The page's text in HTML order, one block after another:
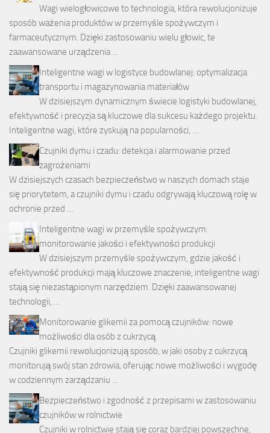
Wagi wielogłowicowe to technologia, która rewolucjonizuje
sposób ważenia produktów w przemyśle spożywczym i
farmaceutycznym. Dzięki zastosowaniu wielu głowic, te
zaawansowane urządzenia …
Inteligentne wagi w logistyce budowlanej: optymalizacja
transportu i magazynowania materiałów
W dzisiejszym dynamicznym świecie logistyki budowlanej,
efektywność i precyzja są kluczowe dla sukcesu każdego projektu.
Inteligentne wagi, które zyskują na popularności, …
Czujniki dymu i czadu: detekcja i alarmowanie przed
zagrożeniami
W dzisiejszych czasach bezpieczeństwo w naszych domach staje
się priorytetem, a czujniki dymu i czadu odgrywają kluczową rolę w
ochronie przed …
Inteligentne wagi w przemyśle spożywczym:
monitorowanie jakości i efektywności produkcji
W dzisiejszym przemyśle spożywczym, gdzie jakość i
efektywność produkcji mają kluczowe znaczenie, inteligentne wagi
stają się niezastąpionym narzędziem. Dzięki zaawansowanej
technologii, …
Monitorowanie glikemii za pomocą czujników: nowe
możliwości dla osób z cukrzycą
Czujniki glikemii rewolucjonizują sposób, w jaki osoby z cukrzycą
monitorują swój stan zdrowia, oferując nowe możliwości i wygodę
w codziennym zarządzaniu …
Bezpieczeństwo i zgodność z przepisami w zastosowaniu
czujników w rolnictwie
Czujniki w rolnictwie stają się coraz bardziej powszechne,